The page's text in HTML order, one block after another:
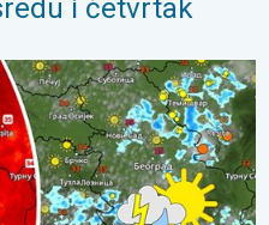
i četvrtak
svežije u subotu. . .